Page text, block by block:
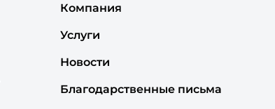
Компания
Услуги
Новости
Благодарственные письма